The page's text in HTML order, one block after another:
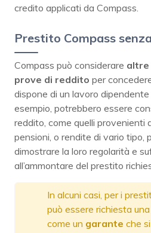
credito applicati da Compass.
Prestito Compass
Compass può considerare altre
prove di reddito per
dispone di un lavoro
esempio, potrebbero essere
reddito, come quelli provenienti
pensioni, o rendite di vario tipo,
dimostrare la loro regolarità e
all’ammontare del prestito
In alcuni casi, per i
può essere richiesta
come un garante che